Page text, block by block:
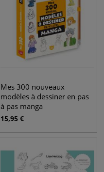
Mes 300 nouveaux
modèles à dessiner en pas
à pas manga
15,95 €